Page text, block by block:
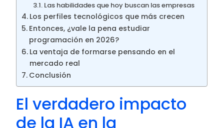
Las habilidades que hoy buscan las empresas
Los perfiles tecnológicos que más crecen
Entonces, ¿vale la pena estudiar
programación en 2026?
La ventaja de formarse pensando en el
mercado real
Conclusión
El verdadero impacto
de la IA en la